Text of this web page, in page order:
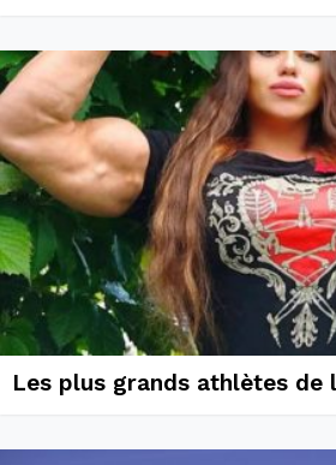
Les plus grands athlètes de